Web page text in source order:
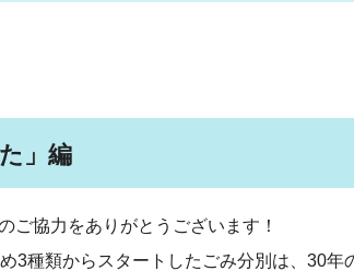
データ・活用事例
ど いわき市
会
メント)
」編
協力をありがとうございます！
種類からスタートしたごみ分別は、30年